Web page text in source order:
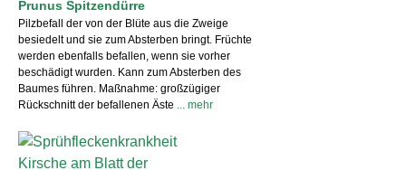
Prunus Spitzendürre
Pilzbefall der von der Blüte aus die Zweige
besiedelt und sie zum Absterben bringt. Früchte
werden ebenfalls befallen, wenn sie vorher
beschädigt wurden. Kann zum Absterben des
Baumes führen. Maßnahme: großzügiger
Rückschnitt der befallenen Äste ... mehr